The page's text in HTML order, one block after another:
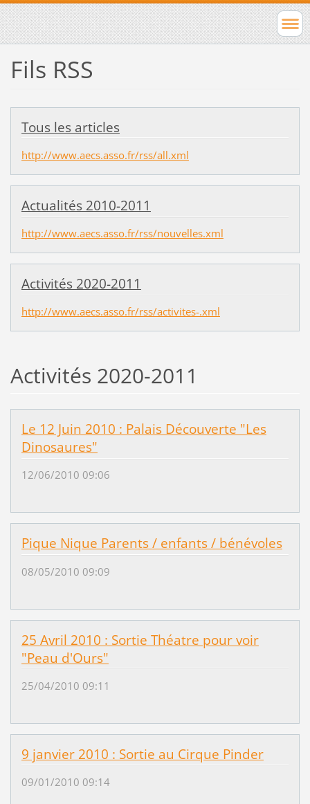
Fils RSS
Tous les articles
http://www.aecs.asso.fr/rss/all.xml
Actualités 2010-2011
http://www.aecs.asso.fr/rss/nouvelles.xml
Activités 2020-2011
http://www.aecs.asso.fr/rss/activites-.xml
Activités 2020-2011
Le 12 Juin 2010 : Palais Découverte "Les
Dinosaures"
12/06/2010 09:06
Pique Nique Parents / enfants / bénévoles
08/05/2010 09:09
25 Avril 2010 : Sortie Théatre pour voir
"Peau d'Ours"
25/04/2010 09:11
9 janvier 2010 : Sortie au Cirque Pinder
09/01/2010 09:14